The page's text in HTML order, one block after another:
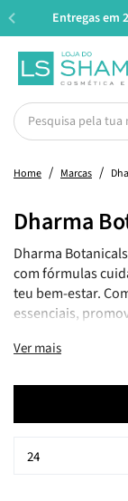
Entregas em
Home Marcas
Dharma
Dharma
com fórmulas
teu bem-estar.
essenciais,
Ver mais